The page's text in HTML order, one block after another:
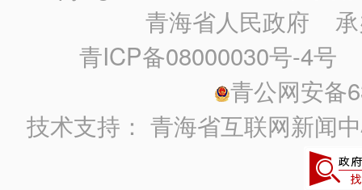
青海省人民政府 承
青ICP备08000030号-4号
青公网安备
技术支持：青海省互联网新闻